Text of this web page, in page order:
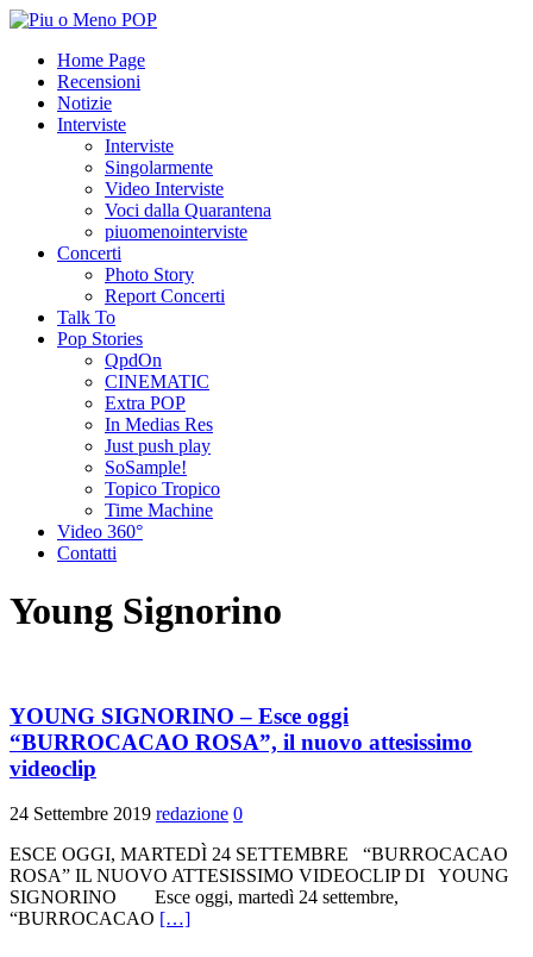
Home Page
Recensioni
Notizie
Interviste
Interviste
Singolarmente
Video Interviste
Voci dalla Quarantena
piuomenointerviste
Concerti
Photo Story
Report Concerti
Talk To
Pop Stories
QpdOn
CINEMATIC
Extra POP
In Medias Res
Just push play
SoSample!
Topico Tropico
Time Machine
Video 360°
Contatti
Young Signorino
YOUNG SIGNORINO – Esce oggi
“BURROCACAO ROSA”, il nuovo attesissimo
videoclip
24 Settembre 2019 redazione 0
ESCE OGGI, MARTEDÌ 24 SETTEMBRE “BURROCACAO
ROSA” IL NUOVO ATTESISSIMO VIDEOCLIP DI YOUNG
SIGNORINO Esce oggi, martedì 24 settembre,
“BURROCACAO […]